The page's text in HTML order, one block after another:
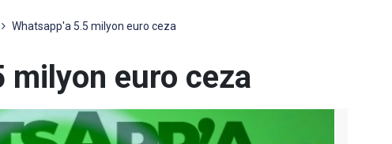
Whatsapp'a 5.5 milyon euro ceza
milyon euro ceza